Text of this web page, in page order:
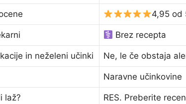
4,95 od
Brez recepta
in neželeni učinki Ne, le če obstaja
Naravne učinkovine
laž? RES. Preberite